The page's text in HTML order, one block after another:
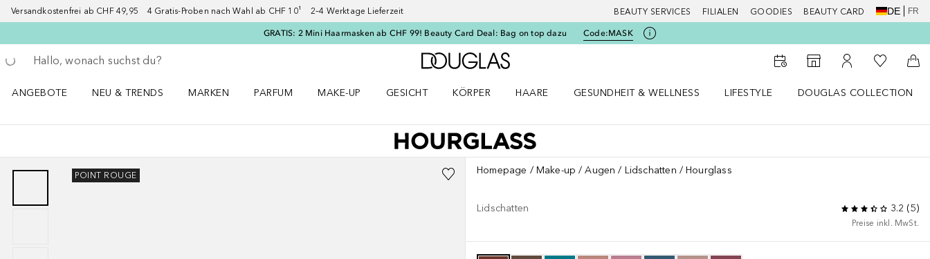
Versandkostenfrei ab CHF 49,95 4 Gratis-Proben nach Wahl ab CHF 10¹ 2–4 Werktage Lieferzeit BEAUTY SERVICES FILIALEN GOODIES BEAUTY CARD DE FR
GRATIS: 2 Mini Haarmasken ab CHF 99! Beauty Card Deal: Bag on top dazu Code:MASK
Gehe zurück
Suche ausführen
Zur Douglas Startseite
Zum Storefinder
Zu Meinem
Zu Meiner
ANGEBOTE
NEU & TRENDS
MARKEN
PARFUM
MAKE-UP
GESICHT
KÖRPER
HAARE
GESUNDHEIT & WELLNESS
LIFESTYLE
DOUGLAS COLLECTION
POINT ROUGE Homepage Make-up Augen Lidschatten Hourglass
Lidschatten 3.2 (5)
Preise inkl. MwSt.